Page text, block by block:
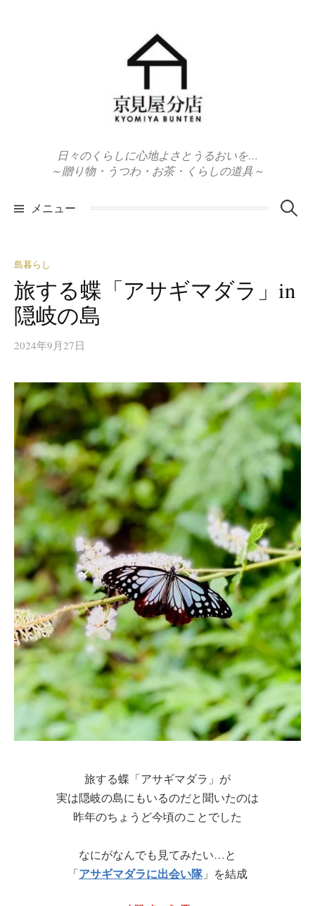
日々のくらしに心地よさとうるおいを…
～贈り物・うつわ・お茶・くらしの道具～
メニュー 検
島暮らし
旅する蝶「アサギマダラ」in
隠岐の島
2024年9月27日
旅する蝶「アサギマダラ」が
実は隠岐の島にもいるのだと聞いたのは
昨年のちょうど今頃のことでした
なにがなんでも見てみたい…と
「アサギマダラに出会い隊」を結成